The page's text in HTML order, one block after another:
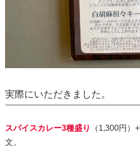
実際にいただきました。
スパイスカレー3種盛り （1,300円）+
文。